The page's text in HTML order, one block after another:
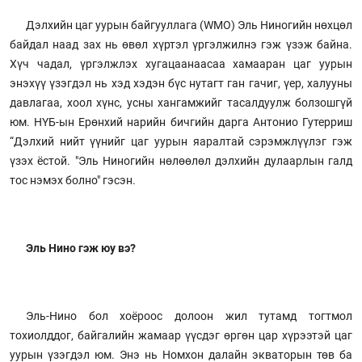
Дэлхийн цаг уурын байгууллага (WMO) Эль Ниногийн нөхцөл
байдал наад зах нь өвөл хүртэл үргэлжилнэ гэж үзэж байна.
Хүч чадал, үргэлжлэх хугацаанаасаа хамааран цаг уурын
энэхүү үзэгдэл нь хэд хэдэн бүс нутагт ган гачиг, үер, халууны
давлагаа, хоол хүнс, усны хангамжийг тасалдуулж болзошгүй
юм. НҮБ-ын Ерөнхий нарийн бичгийн дарга Антонио Гутерриш
“Дэлхий нийт үүнийг цаг уурын яаралтай сэрэмжлүүлэг гэж
үзэх ёстой. "Эль Ниногийн нөлөөлөл дэлхийн дулаарлын галд
тос нэмэх болно" гэсэн.
Эль Нино гэж юу вэ?
Эль-Нино бол хоёроос долоон жил тутамд тогтмол
тохиолддог, байгалийн жамаар үүсдэг өргөн цар хүрээтэй цаг
уурын үзэгдэл юм. Энэ нь Номхон далайн экваторын төв ба